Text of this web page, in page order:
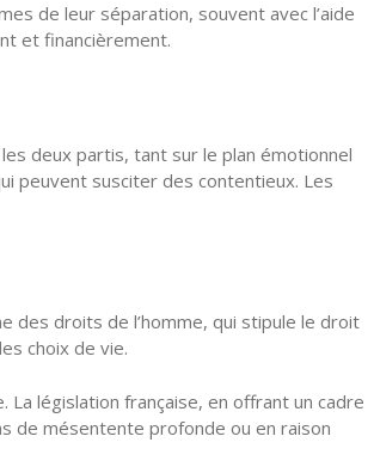
de leur séparation, souvent avec l’aide
et financièrement.
deux partis, tant sur le plan émotionnel
peuvent susciter des contentieux. Les
des droits de l’homme, qui stipule le droit
choix de vie.
législation française, en offrant un cadre
de mésentente profonde ou en raison